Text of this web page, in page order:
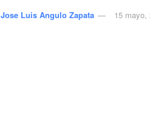
Jose Luis Angulo Zapata 15 mayo,